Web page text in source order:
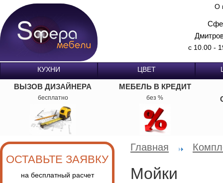
О
с 10.00 -
КУХНИ ЦВЕТ
ВЫЗОВ ДИЗАЙНЕРА
бесплатно
МЕБЕЛЬ В КРЕДИТ
без %
ОСТАВЬТЕ ЗАЯВКУ
на бесплатный расчет
Главная
Мойки